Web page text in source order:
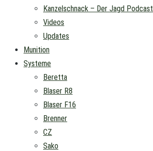
Kanzelschnack – Der Jagd Podcast
Videos
Updates
Munition
Systeme
Beretta
Blaser R8
Blaser F16
Brenner
CZ
Sako